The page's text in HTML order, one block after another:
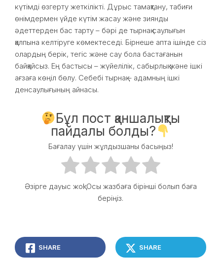
күтімді өзгерту жеткілікті. Дұрыс тамақтану, табиғи
өнімдермен үйде күтім жасау және зиянды
әдеттерден бас тарту – бәрі де тырнақ саулығын
қалпына келтіруге көмектеседі. Бірнеше апта ішінде сіз
олардың берік, тегіс және сау бола бастағанын
байқайсыз. Ең бастысы – жүйелілік, сабырлық және ішкі
ағзаға көңіл бөлу. Себебі тырнақ – адамның ішкі
денсаулығының айнасы.
Бұл пост қаншалықты
пайдалы болды?
Бағалау үшін жұлдызшаны басыңыз!
Әзірге дауыс жоқ! Осы жазбаға бірінші болып баға
беріңіз.
SHARE SHARE